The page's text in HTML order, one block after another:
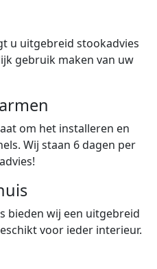
u uitgebreid stookadvies
gebruik maken van uw
om het installeren en
Wij staan 6 dagen per
bieden wij een uitgebreid
voor ieder interieur.